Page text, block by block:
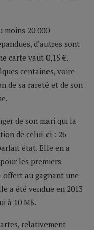
moins 20 000
d’autres sont
carte vaut 0,15 €.
centaines, voire
de sa rareté et de son
de son mari qui la
de celui-ci : 26
état. Elle en a
les premiers
offert au gagnant une
a été vendue en 2013
à 10 M$.
relativement